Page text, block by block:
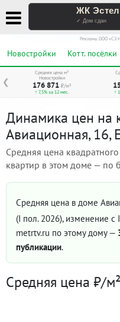
ЖК
✓ Дом сдан
Реклама. ООО «СЗ
Новостройки Котт. посёлки
❮
Средняя цена м²
Новостройки
176 871 ₽/м²
↑ 7,5% за 12 мес. ↑
Динамика цен на
Авиационная, 16,
Средняя цена
квартир в этом доме — по
Средняя цена в доме
(I пол. 2026), изменение с
metrtv.ru по этому дому —
публикации.
Средняя цена ₽/